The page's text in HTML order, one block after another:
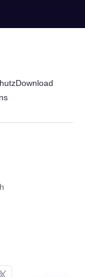
Download